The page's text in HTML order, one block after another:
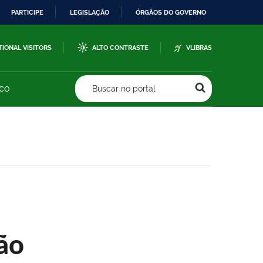
PARTICIPE LEGISLAÇÃO ÓRGÃOS DO GOVERNO
VISITORS ALTO CONTRASTE VLIBRAS
Buscar no portal